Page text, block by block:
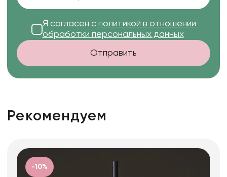
Я согласен с политикой в отношении
обработки персональных данных
Отправить
Рекомендуем
-10%